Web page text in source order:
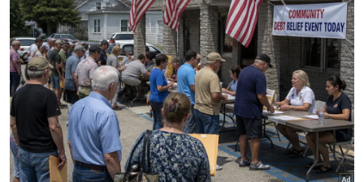
dan plastik telah menyumbang kenaikan 2.1
peratus bagi sektor pembuatan negeri ini,
kata beliau.